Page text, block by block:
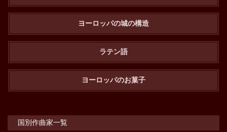
ヨーロッパの城の構造
ラテン語
ヨーロッパのお菓子
国別作曲家一覧